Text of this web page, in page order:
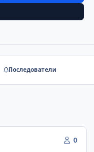
Последователи
0